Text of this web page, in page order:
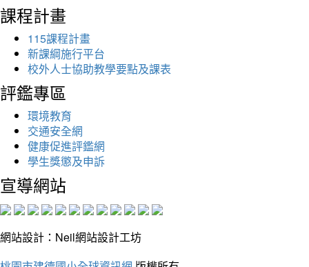
課程計畫
115課程計畫
新課綱施行平台
校外人士協助教學要點及課表
評鑑專區
環境教育
交通安全網
健康促進評鑑網
學生獎懲及申訴
宣導網站
網站設計：Neil網站設計工坊